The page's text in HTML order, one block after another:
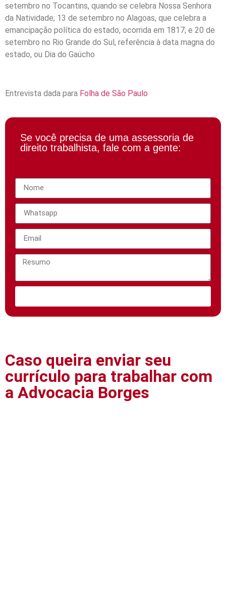
setembro no Tocantins, quando se celebra Nossa Senhora
da Natividade; 13 de setembro no Alagoas, que celebra a
emancipação política do estado, ocorrida em 1817; e 20 de
setembro no Rio Grande do Sul, referência à data magna do
estado, ou Dia do Gaúcho
Entrevista dada para Folha de São Paulo
Se você precisa de uma assessoria de
direito trabalhista, fale com a gente:
Caso queira enviar seu
currículo para trabalhar com
a Advocacia Borges